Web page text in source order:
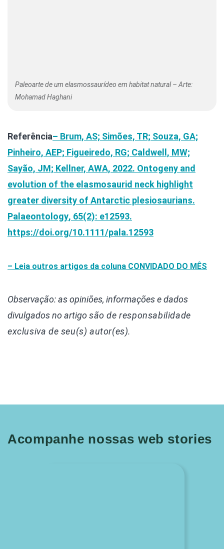
Paleoarte de um elasmossaurídeo em habitat natural – Arte:
Mohamad Haghani
Referência– Brum, AS; Simões, TR; Souza, GA;
Pinheiro, AEP; Figueiredo, RG; Caldwell, MW;
Sayão, JM; Kellner, AWA, 2022. Ontogeny and
evolution of the elasmosaurid neck highlight
greater diversity of Antarctic plesiosaurians.
Palaeontology, 65(2): e12593.
https://doi.org/10.1111/pala.12593
– Leia outros artigos da coluna CONVIDADO DO MÊS
Observação: as opiniões, informações e dados
divulgadosno artigo são de responsabilidade
exclusiva de seu(s) autor(es).
Acompanhe nossas web stories